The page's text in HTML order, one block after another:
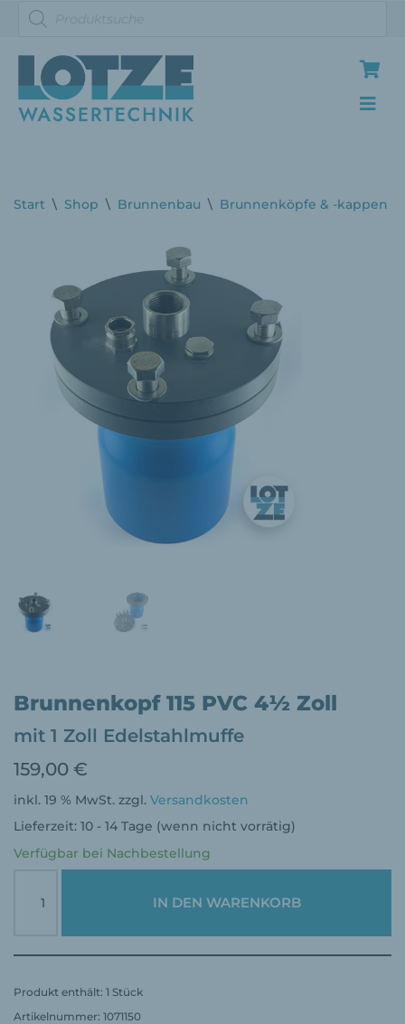
Inhalt
springen
Start \ Shop \ Brunnenbau \ Brunnenköpfe & -kappen
Brunnenkopf 115 PVC 4½ Zoll
mit 1 Zoll Edelstahlmuffe
159,00 €
inkl. 19 % MwSt. zzgl. Versandkosten
Lieferzeit: 10 - 14 Tage (wenn nicht vorrätig)
Verfügbar bei Nachbestellung
IN DEN WARENKORB
Produkt enthält: 1 Stück
Artikelnummer: 1071150